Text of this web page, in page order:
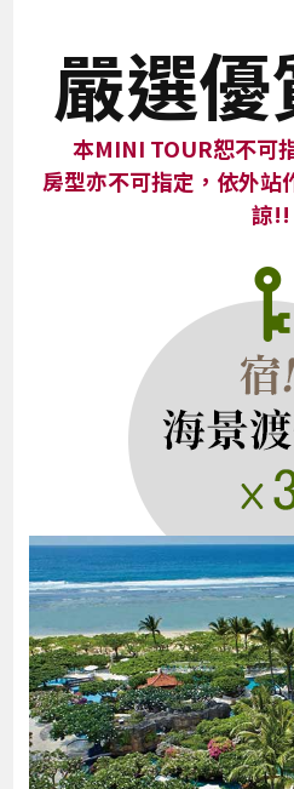
嚴選
本MINI TOUR恕不可
房型亦不可指定，依外站
諒!!